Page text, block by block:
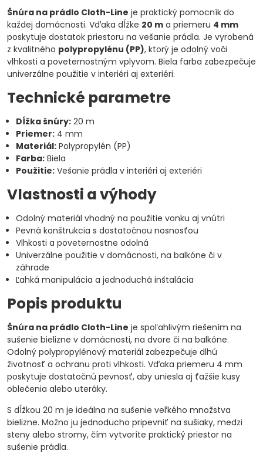
Šnúra na prádlo Cloth-Line je praktický pomocník do
každej domácnosti. Vďaka dĺžke 20 m a priemeru 4 mm
poskytuje dostatok priestoru na vešanie prádla. Je vyrobená
z kvalitného polypropylénu (PP), ktorý je odolný voči
vlhkosti a poveternostným vplyvom. Biela farba zabezpečuje
univerzálne použitie v interiéri aj exteriéri.
Technické parametre
Dĺžka šnúry: 20 m
Priemer: 4 mm
Materiál: Polypropylén (PP)
Farba: Biela
Použitie: Vešanie prádla v interiéri aj exteriéri
Vlastnosti a výhody
Odolný materiál vhodný na použitie vonku aj vnútri
Pevná konštrukcia s dostatočnou nosnosťou
Vlhkosti a poveternostne odolná
Univerzálne použitie v domácnosti, na balkóne či v
záhrade
Ľahká manipulácia a jednoduchá inštalácia
Popis produktu
Šnúra na prádlo Cloth-Line je spoľahlivým riešením na
sušenie bielizne v domácnosti, na dvore či na balkóne.
Odolný polypropylénový materiál zabezpečuje dlhú
životnosť a ochranu proti vlhkosti. Vďaka priemeru 4 mm
poskytuje dostatočnú pevnosť, aby uniesla aj ťažšie kusy
oblečenia alebo uteráky.
S dĺžkou 20 m je ideálna na sušenie veľkého množstva
bielizne. Možno ju jednoducho pripevniť na sušiaky, medzi
steny alebo stromy, čím vytvoríte praktický priestor na
sušenie prádla.